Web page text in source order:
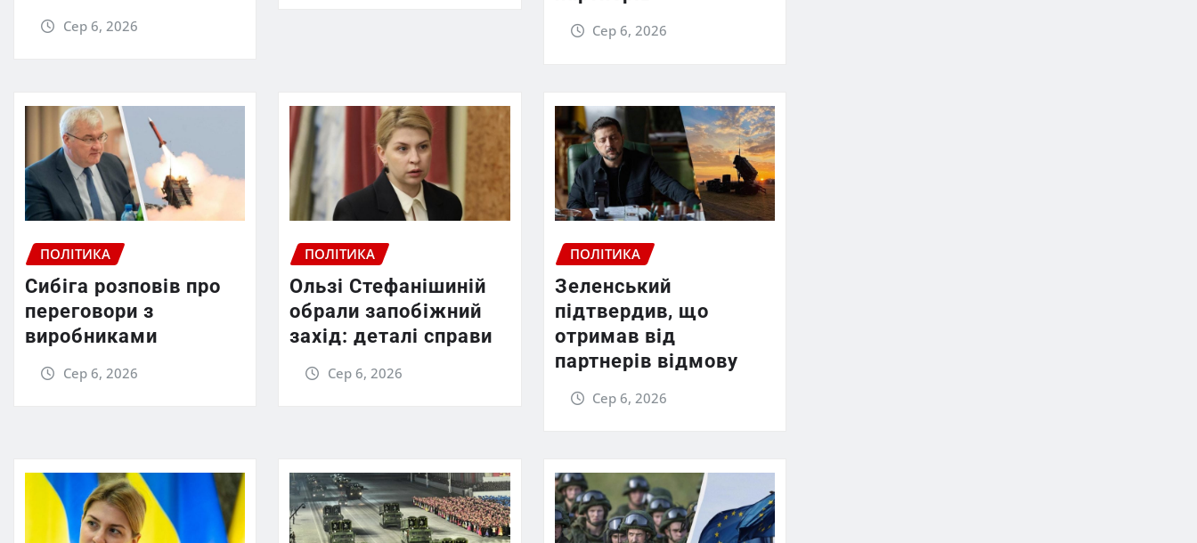
Сер 6, 2026 Сер 6, 2026
ПОЛІТИКА
Сибіга розповів про
переговори з
виробниками
Сер 6, 2026
ПОЛІТИКА
Ользі Стефанішиній
обрали запобіжний
захід: деталі справи
Сер 6, 2026
ПОЛІТИКА
Зеленський
підтвердив, що
отримав від
партнерів відмову
Сер 6, 2026